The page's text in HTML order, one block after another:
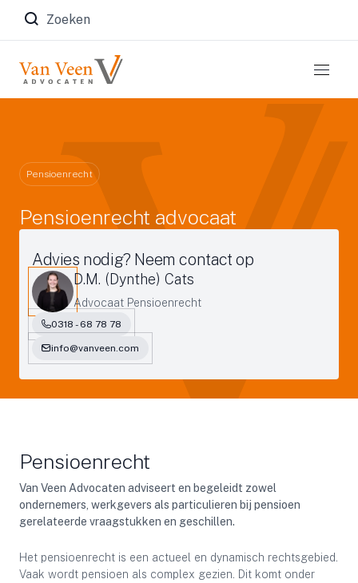
Zoeken naar:
Pensioenrecht
Pensioenrecht advocaat
Advies nodig? Neem contact op
D.M. (Dynthe) Cats
Advocaat Pensioenrecht
0318 - 68 78 78
info@vanveen.com
Pensioenrecht
Van Veen Advocaten adviseert en begeleidt zowel
ondernemers, werkgevers als particulieren bij pensioen
gerelateerde vraagstukken en geschillen.
Het pensioenrecht is een actueel en dynamisch rechtsgebied.
Vaak wordt pensioen als complex gezien. Dit komt onder